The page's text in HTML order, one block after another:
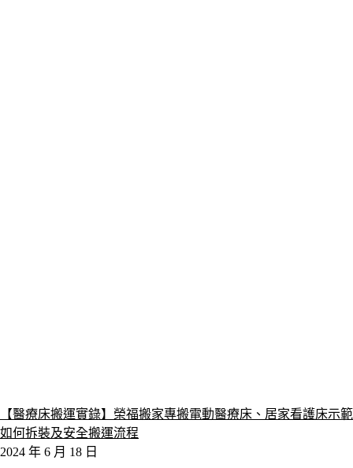
【醫療床搬運實錄】榮福搬家專搬電動醫療床、居家看護床示範
如何拆裝及安全搬運流程
2024 年 6 月 18 日